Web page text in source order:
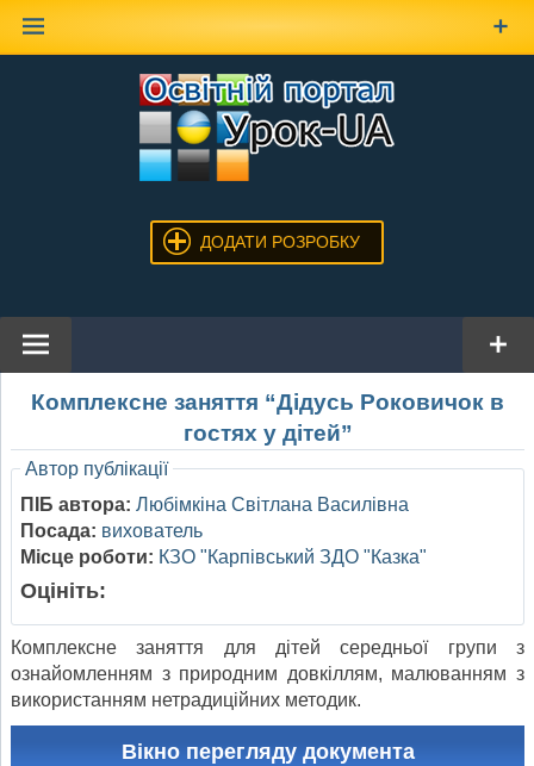
ДОДАТИ РОЗРОБКУ
Комплексне заняття “Дідусь Роковичок в
гостях у дітей”
Автор публікації
ПІБ автора: Любімкіна Світлана Василівна
Посада: вихователь
Місце роботи: КЗО "Карпівський ЗДО "Казка"
Оцініть:
Комплексне заняття для дітей середньої групи з
ознайомленням з природним довкіллям, малюванням з
використанням нетрадиційних методик.
Вікно перегляду документа